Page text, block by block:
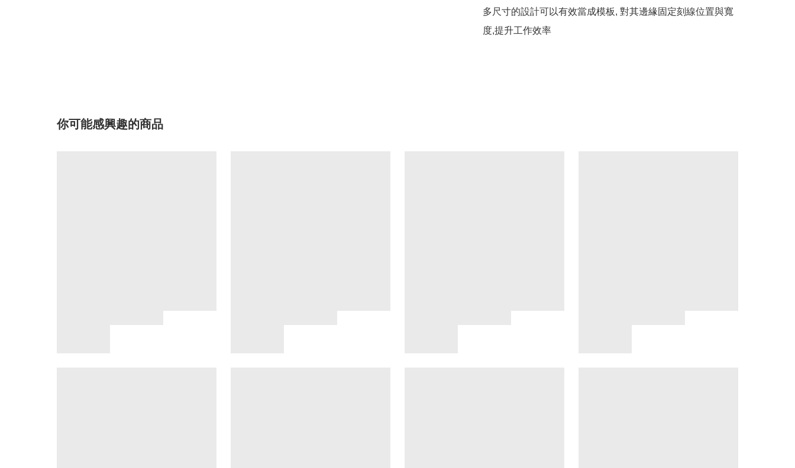
多尺寸的設計可以有效當成模板, 對其邊緣固定刻線位置與寬
度,提升工作效率
你可能感興趣的商品